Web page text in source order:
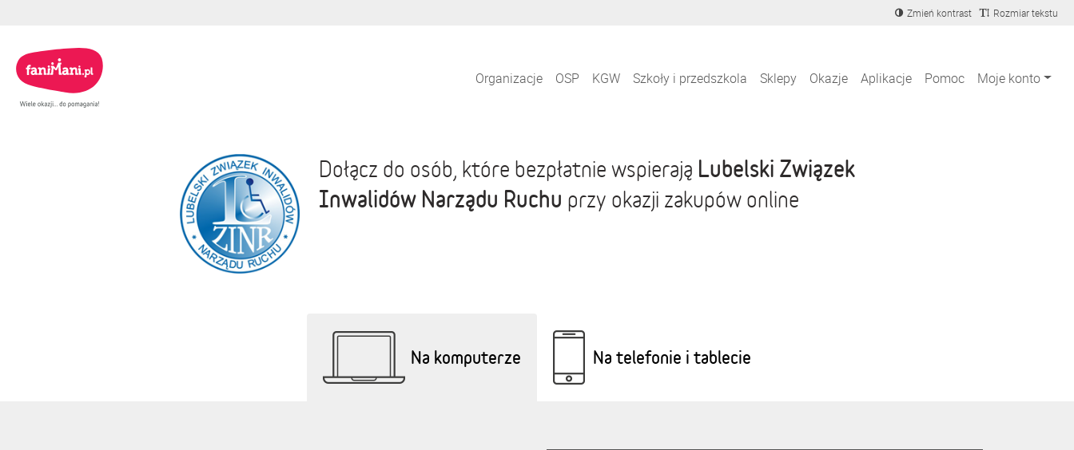
Zmień kontrast Rozmiar tekstu
Organizacje OSP KGW Szkoły i przedszkola Sklepy Okazje Aplikacje Pomoc Moje konto
Dołącz do osób, które bezpłatnie wspierają Lubelski Związek
Inwalidów Narządu Ruchu przy okazji zakupów online
Na komputerze Na telefonie i tablecie